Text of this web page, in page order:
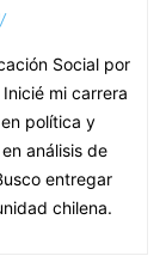
Social por
mi carrera
política y
análisis de
entregar
chilena.